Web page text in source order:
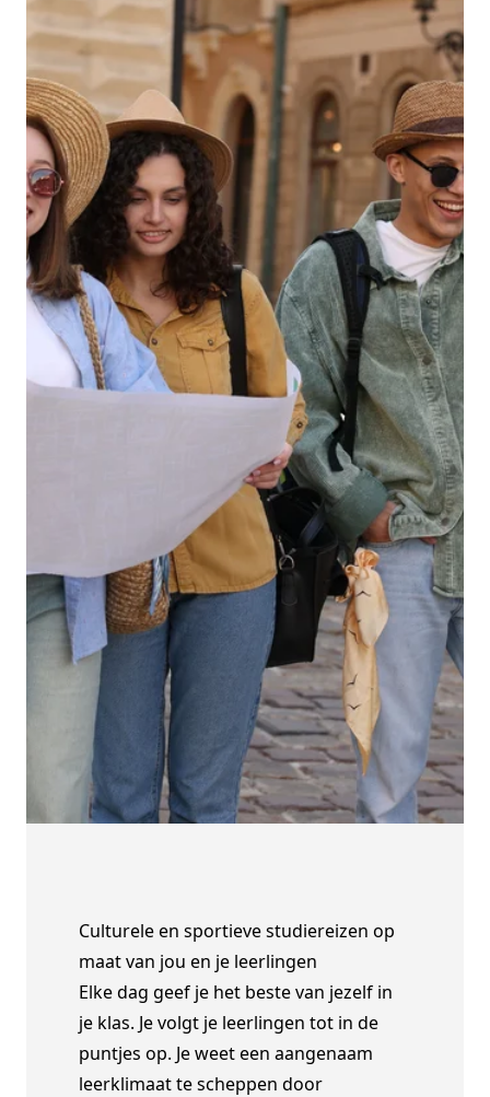
Culturele en sportieve studiereizen op
maat van jou en je leerlingen
Elke dag geef je het beste van jezelf in
je klas. Je volgt je leerlingen tot in de
puntjes op. Je weet een aangenaam
leerklimaat te scheppen door